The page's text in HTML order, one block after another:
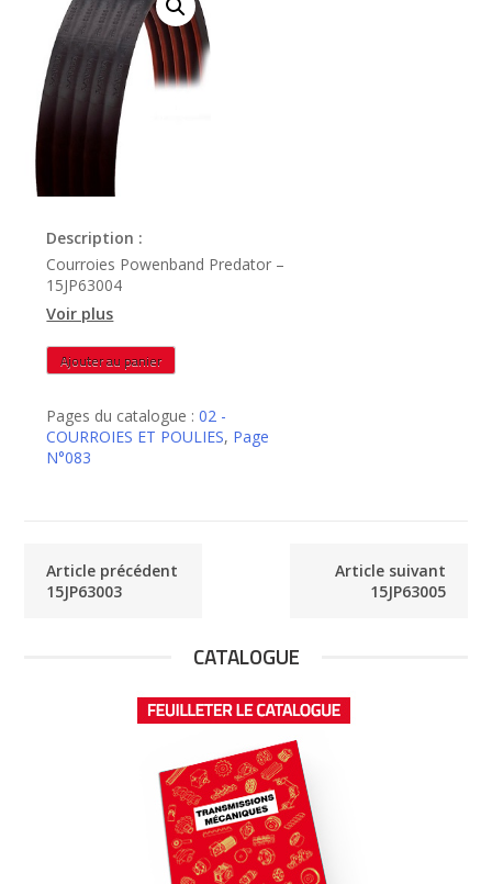
Description :
Courroies Powenband Predator –
15JP63004
Voir plus
quantité
de
Ajouter au panier
Pages du catalogue :02 -
COURROIES ET POULIES, Page
N°083
Article précédent
15JP63003
Article suivant
15JP63005
CATALOGUE